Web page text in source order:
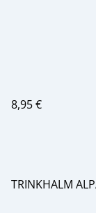
8,95 €
TRINKHALM